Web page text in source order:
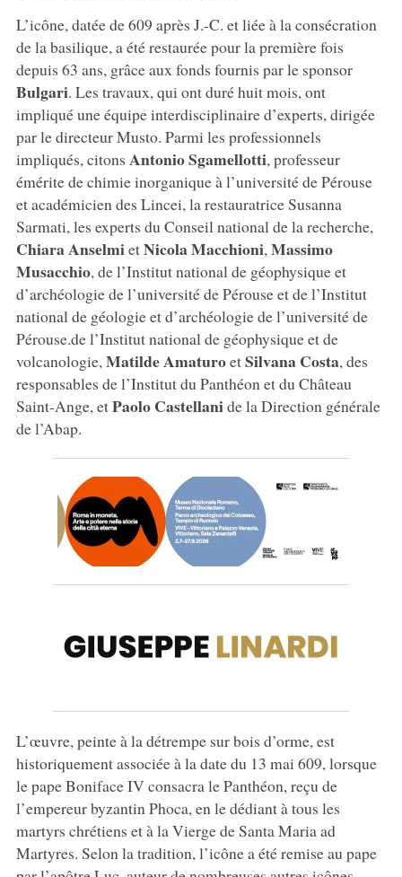
L’icône, datée de 609 après J.-C. et liée à la consécration
de la basilique, a été restaurée pour la première fois
depuis 63 ans, grâce aux fonds fournis par le sponsor
Bulgari. Les travaux, qui ont duré huit mois, ont
impliqué une équipe interdisciplinaire d’experts, dirigée
par le directeur Musto. Parmi les professionnels
impliqués, citons Antonio Sgamellotti, professeur
émérite de chimie inorganique à l’université de Pérouse
et académicien des Lincei, la restauratrice Susanna
Sarmati, les experts du Conseil national de la recherche,
Chiara AnselmietNicola Macchioni, Massimo
Musacchio, de l’Institut national de géophysique et
d’archéologie de l’université de Pérouse et de l’Institut
national de géologie et d’archéologie de l’université de
Pérouse.de l’Institut national de géophysique et de
volcanologie, Matilde AmaturoetSilvana Costa, des
responsables de l’Institut du Panthéon et du Château
Saint-Ange, etPaolo Castellanide la Direction générale
de l’Abap.
L’œuvre, peinte à la détrempe sur bois d’orme, est
historiquement associée à la date du 13 mai 609, lorsque
le pape Boniface IV consacra le Panthéon, reçu de
l’empereur byzantin Phoca, en le dédiant à tous les
martyrs chrétiens et à la Vierge de Santa Maria ad
Martyres. Selon la tradition, l’icône a été remise au pape